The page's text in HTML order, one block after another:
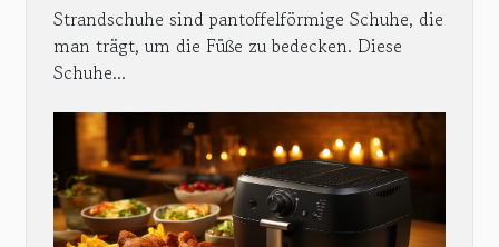
Strandschuhe sind pantoffelförmige Schuhe, die
man trägt, um die Füße zu bedecken. Diese
Schuhe...